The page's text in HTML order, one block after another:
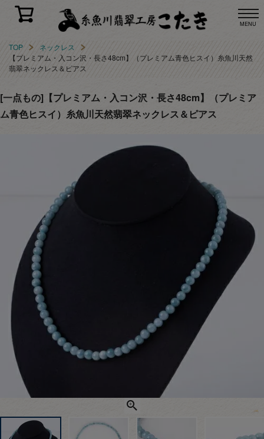
MENU
TOP
ネックレス
【プレミアム・入コン沢・長さ48cm】（プレミアム青色ヒスイ）糸魚川天然
翡翠ネックレス＆ピアス
[一点もの]【プレミアム・入コン沢・長さ48cm】（プレミア
ム青色ヒスイ）糸魚川天然翡翠ネックレス＆ピアス